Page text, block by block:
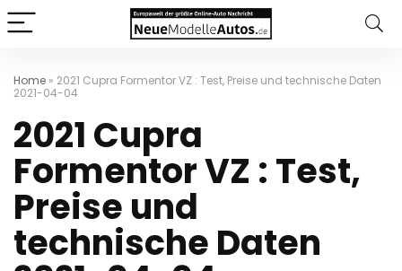
Home » 2021 Cupra Formentor VZ : Test, Preise und technische Daten
2021-04-04
2021 Cupra
Formentor VZ : Test,
Preise und
technische Daten